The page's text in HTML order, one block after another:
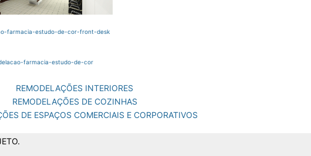
REMODELAÇÕES INTERIORES
REMODELAÇÕES DE COZINHAS
DE ESPAÇOS COMERCIAIS E CORPORATIVOS